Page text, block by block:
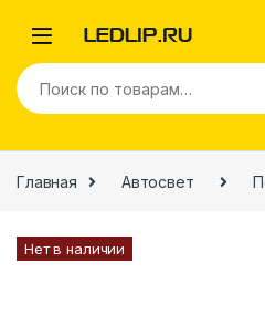
Главная Автосвет
Нет в наличии